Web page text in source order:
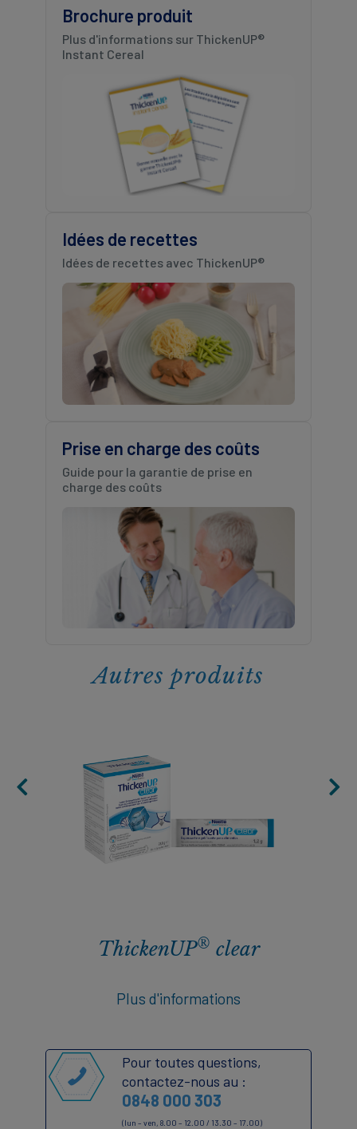
Brochure produit
Plus d'informations sur ThickenUP®
Instant Cereal
Idées de recettes
Idées de recettes avec ThickenUP®
Prise en charge des coûts
Guide pour la garantie de prise en
charge des coûts
Autres produits
ThickenUP® clear
Plus d'informations
Pour toutes questions,
contactez-nous au :
0848 000 303
(lun – ven, 8.00 – 12.00 / 13.30 – 17.00)